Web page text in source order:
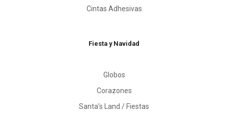
Cintas Adhesivas
Fiesta y Navidad
Globos
Corazones
Santa’s Land / Fiestas